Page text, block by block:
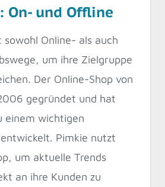
On- und Offline
Online- als auch
um ihre Zielgruppe
Der Online-Shop von
gegründet und hat
einem wichtigen
Pimkie nutzt
um aktuelle Trends
an ihre Kunden zu